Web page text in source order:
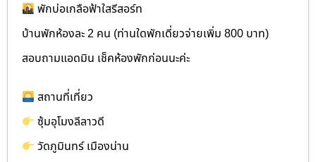
พักบ่อเกลือฟ้าใสรีสอร์ท
บ้านพักห้องละ 2 คน (ท่านใดพักเดี่ยวจ่ายเพิ่ม 800 บาท)
สอบถามแอดมิน เช็คห้องพักก่อนนะค่ะ
สถานที่เที่ยว
ซุ้มอุโมงลีลาวดี
วัดภูมินทร์ เมืองน่าน